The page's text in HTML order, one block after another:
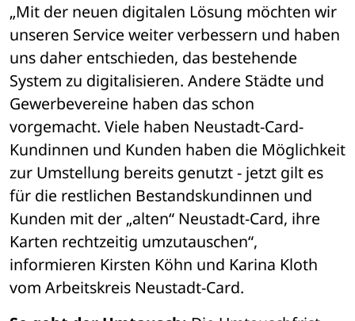
„Mit der neuen digitalen Lösung möchten wir
unseren Service weiter verbessern und haben
uns daher entschieden, das bestehende
System zu digitalisieren. Andere Städte und
Gewerbevereine haben das schon
vorgemacht. Viele haben Neustadt-Card-
Kundinnen und Kunden haben die Möglichkeit
zur Umstellung bereits genutzt - jetzt gilt es
für die restlichen Bestandskundinnen und
Kunden mit der „alten“ Neustadt-Card, ihre
Karten rechtzeitig umzutauschen“,
informieren Kirsten Köhn und Karina Kloth
vom Arbeitskreis Neustadt-Card.